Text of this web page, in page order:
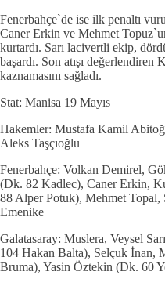
Fenerbahçe`de ise ilk penaltı
Caner Erkin ve Mehmet
kurtardı. Sarı lacivertli ekip,
başardı. Son atışı değerlendiren
kaznamasını sağladı.
Stat: Manisa 19 Mayıs
Hakemler: Mustafa Kamil
Aleks Taşçıoğlu
Fenerbahçe: Volkan Demirel,
(Dk. 82 Kadlec), Caner Erkin,
88 Alper Potuk), Mehmet
Emenike
Galatasaray: Muslera, Veysel
104 Hakan Balta), Selçuk İnan,
Bruma), Yasin Öztekin (Dk. 60